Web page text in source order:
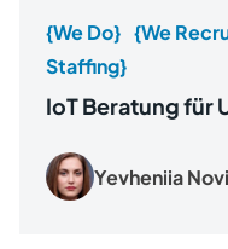
{We Do} {We
Staffing}
IoT Beratung für
Yevheniia